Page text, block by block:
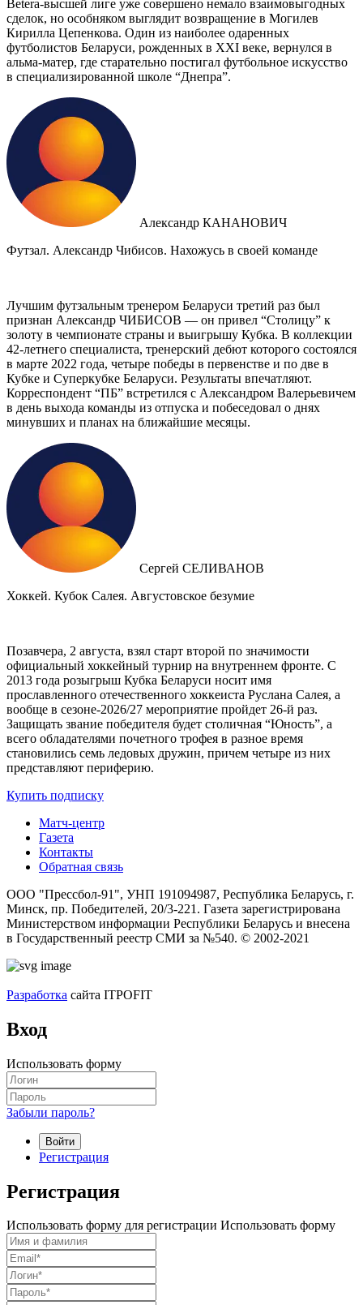
Betera-высшей лиге уже совершено немало взаимовыгодных
сделок, но особняком выглядит возвращение в Могилев
Кирилла Цепенкова. Один из наиболее одаренных
футболистов Беларуси, рожденных в XXI веке, вернулся в
альма-матер, где старательно постигал футбольное искусство
в специализированной школе “Днепра”.
Александр КАНАНОВИЧ
Футзал. Александр Чибисов. Нахожусь в своей команде
Лучшим футзальным тренером Беларуси третий раз был
признан Александр ЧИБИСОВ — он привел “Столицу” к
золоту в чемпионате страны и выигрышу Кубка. В коллекции
42-летнего специалиста, тренерский дебют которого состоялся
в марте 2022 года, четыре победы в первенстве и по две в
Кубке и Суперкубке Беларуси. Результаты впечатляют.
Корреспондент “ПБ” встретился с Александром Валерьевичем
в день выхода команды из отпуска и побеседовал о днях
минувших и планах на ближайшие месяцы.
Сергей СЕЛИВАНОВ
Хоккей. Кубок Салея. Августовское безумие
Позавчера, 2 августа, взял старт второй по значимости
официальный хоккейный турнир на внутреннем фронте. C
2013 года розыгрыш Кубка Беларуси носит имя
прославленного отечественного хоккеиста Руслана Салея, а
вообще в сезоне-2026/27 мероприятие пройдет 26-й раз.
Защищать звание победителя будет столичная “Юность”, а
всего обладателями почетного трофея в разное время
становились семь ледовых дружин, причем четыре из них
представляют периферию.
Купить подписку
Матч-центр
Газета
Контакты
Обратная связь
ООО "Прессбол-91", УНП 191094987, Республика Беларусь, г.
Минск, пр. Победителей, 20/3-221. Газета зарегистрирована
Министерством информации Республики Беларусь и внесена
в Государственный реестр СМИ за №540. © 2002-2021
Разработка сайта ITPOFIT
Вход
Использовать форму
Забыли пароль?
Войти
Регистрация
Регистрация
Использовать форму для регистрации Использовать форму